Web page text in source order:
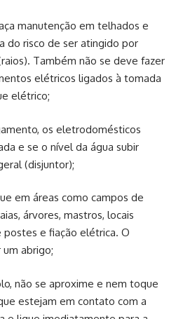
manutenção em telhados e
do risco de ser atingido por
Também não se deve fazer
elétricos ligados à tomada
elétrico;
os eletrodomésticos
e se o nível da água subir
(disjuntor);
em áreas como campos de
árvores, mastros, locais
e fiação elétrica. O
abrigo;
não se aproxime e nem toque
estejam em contato com a